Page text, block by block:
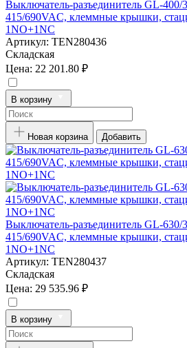
Выключатель-разъединитель GL-400/
415/690VAC, клеммные крышки,
1NO+1NC
Артикул: TEN280436
Складская
Цена: 22 201.80 ₽
В корзину
Новая корзина Добавить
Выключатель-разъединитель GL-630/
415/690VAC, клеммные крышки,
1NO+1NC
Артикул: TEN280437
Складская
Цена: 29 535.96 ₽
В корзину